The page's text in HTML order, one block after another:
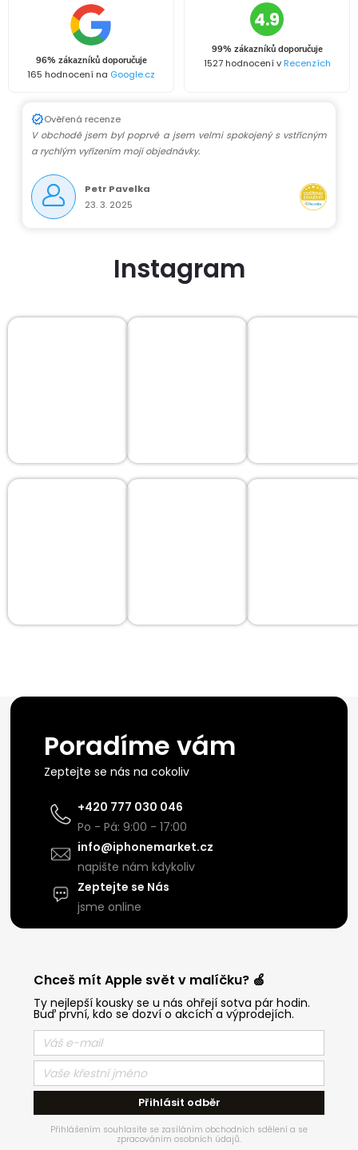
96% zákazníků doporučuje
165 hodnocení na Google.cz
4.9
99% zákazníků doporučuje
1527 hodnocení vRecenzích
Ověřená recenze
V obchodě jsem byl poprvé a jsem velmi spokojený s vstřícným
a rychlým vyřízením mojí objednávky.
Petr Pavelka
23. 3. 2025
Instagram
Poradíme vám
Zeptejte se nás na cokoliv
+420 777 030 046
Po - Pá: 9:00 - 17:00
info@iphonemarket.cz
napište nám kdykoliv
Zeptejte se Nás
jsme online
Chceš mít Apple svět v malíčku? 🍏
Ty nejlepší kousky se u nás ohřejí sotva pár hodin.
Buď první, kdo se dozví o akcích a výprodejích.
Přihlásit odběr
Přihlášením souhlasíte se zasíláním obchodních sdělení a se
zpracováním osobních údajů.